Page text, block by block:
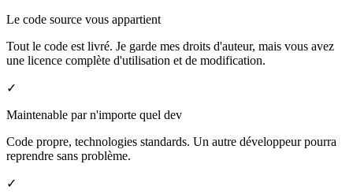
Le code source vous appartient
Tout le code est livré. Je garde mes droits d'auteur, mais vous avez
une licence complète d'utilisation et de modification.
✓
Maintenable par n'importe quel dev
Code propre, technologies standards. Un autre développeur pourra
reprendre sans problème.
✓